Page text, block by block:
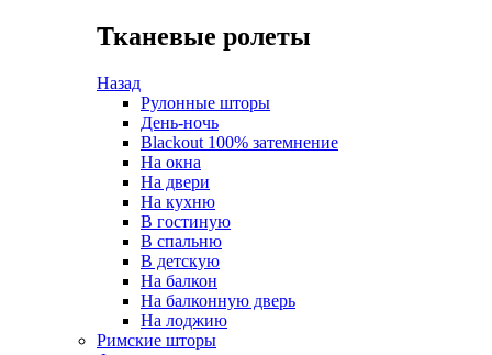
Тканевые ролеты
Назад
Рулонные шторы
День-ночь
Blackout 100% затемнение
На окна
На двери
На кухню
В гостиную
В спальню
В детскую
На балкон
На балконную дверь
На лоджию
Римские шторы